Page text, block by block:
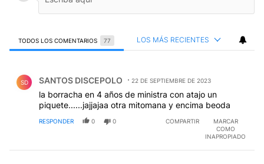
TODOS LOS COMENTARIOS 77 LOS MÁS RECIENTES
SD SANTOS DISCEPOLO 22 DE SEPTIEMBRE DE 2023
la borracha en 4 años de ministra con atajo un
piquete......jajjajaa otra mitomana y encima beoda
RESPONDER 0 0 COMPARTIR
MARCAR
COMO
INAPROPIADO